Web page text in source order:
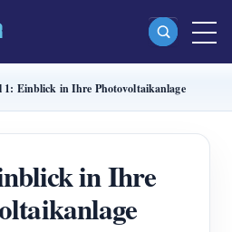
Fi-Energiezähler (WEM3080)
Energiezähler (WEM2067)
Fi-Energiezähler (WEM3080T)
1: Einblick in Ihre Photovoltaikanlage
in Ihre